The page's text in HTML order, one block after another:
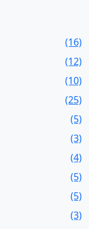
(16)
(12)
(10)
(25)
(5)
(3)
(4)
(5)
(5)
(3)